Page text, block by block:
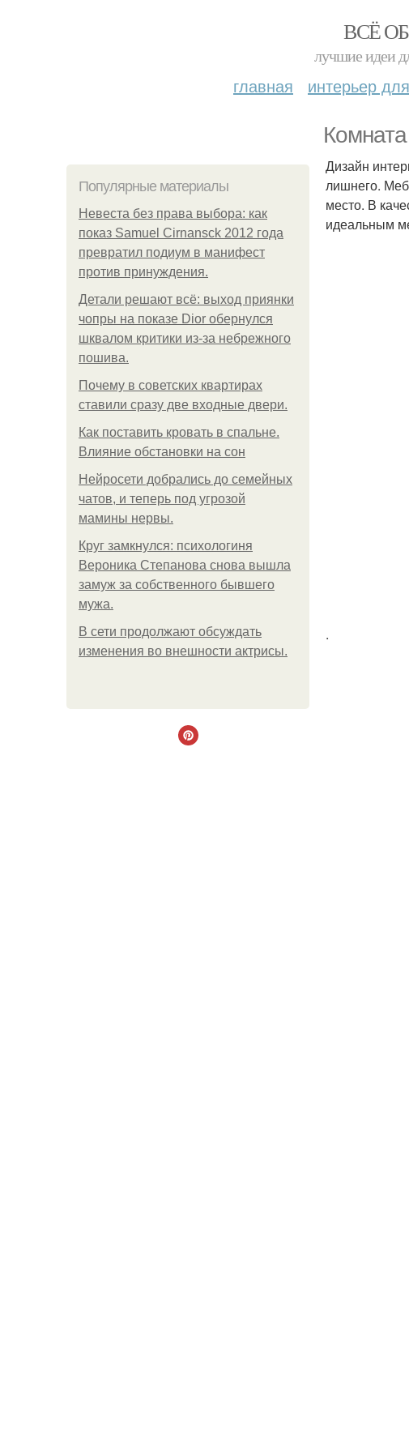
ВСЁ
лучшие идеи
главная интерьер
Популярные материалы
Невеста без права выбора: как
показ Samuel Cirnansck 2012 года
превратил подиум в манифест
против принуждения.
Детали решают всё: выход приянки
чопры на показе Dior обернулся
шквалом критики из-за небрежного
пошива.
Почему в советских квартирах
ставили сразу две входные двери.
Как поставить кровать в спальне.
Влияние обстановки на сон
Нейросети добрались до семейных
чатов, и теперь под угрозой
мамины нервы.
Круг замкнулся: психологиня
Вероника Степанова снова вышла
замуж за собственного бывшего
мужа.
В сети продолжают обсуждать
изменения во внешности актрисы.
Дизайн
лишнего.
место. В
идеальным
.